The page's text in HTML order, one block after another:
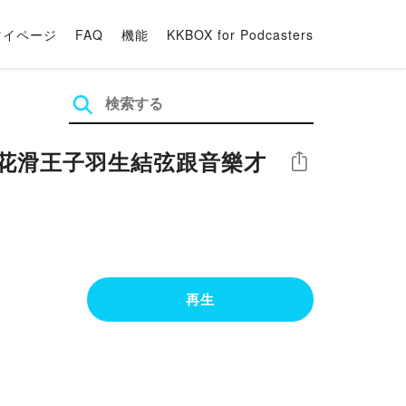
イページ FAQ 機能 KKBOX for Podcasters
王子羽生結弦跟音樂才
シェア
再生